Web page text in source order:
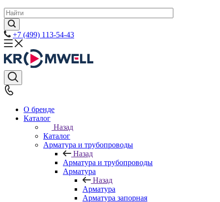
+7 (499) 113-54-43
О бренде
Каталог
Назад
Каталог
Арматура и трубопроводы
Назад
Арматура и трубопроводы
Арматура
Назад
Арматура
Арматура запорная